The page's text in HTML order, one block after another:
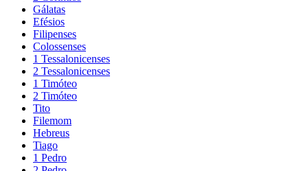
Gálatas
Efésios
Filipenses
Colossenses
1 Tessalonicenses
2 Tessalonicenses
1 Timóteo
2 Timóteo
Tito
Filemom
Hebreus
Tiago
1 Pedro